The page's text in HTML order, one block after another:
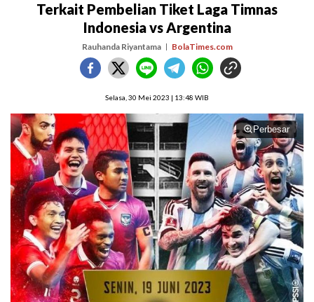
Terkait Pembelian Tiket Laga Timnas
Indonesia vs Argentina
Rauhanda Riyantama BolaTimes.com
Selasa, 30 Mei 2023 | 13:48 WIB
Perbesar